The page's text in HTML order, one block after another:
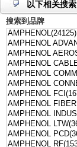
以下相关搜索
搜索到品牌